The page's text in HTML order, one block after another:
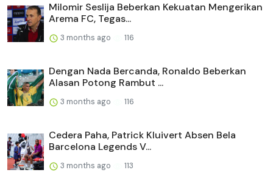
Milomir Seslija Beberkan Kekuatan Mengerikan
Arema FC, Tegas...
3 months ago 116
Dengan Nada Bercanda, Ronaldo Beberkan
Alasan Potong Rambut ...
3 months ago 116
Cedera Paha, Patrick Kluivert Absen Bela
Barcelona Legends V...
3 months ago 113